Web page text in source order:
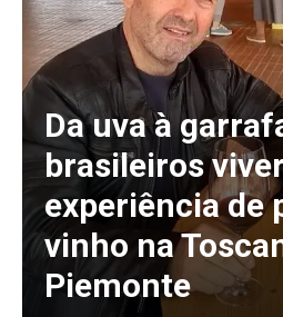
Da uva à
brasileiros
experiência de
vinho na
Piemonte